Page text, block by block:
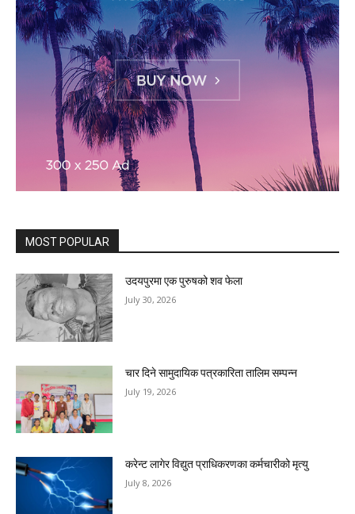
MOST POPULAR
उदयपुरमा एक पुरुषको शव फेला
July 30, 2026
चार दिने सामुदायिक पत्रकारिता तालिम सम्पन्न
July 19, 2026
करेन्ट लागेर विद्युत प्राधिकरणका कर्मचारीको मृत्यु
July 8, 2026